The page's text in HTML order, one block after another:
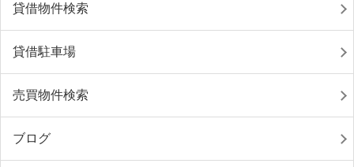
貸借物件検索
貸借駐車場
売買物件検索
ブログ